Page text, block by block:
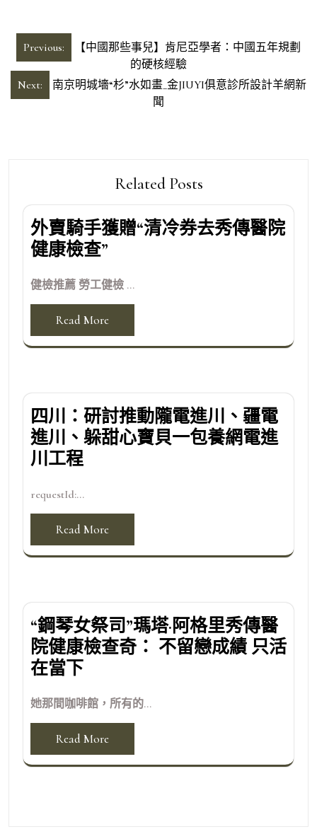
文
章
導
Previous:
【中國那些事兒】肯尼亞學者：中國五年規劃
的硬核經驗
Next:
南京明城墻“杉”水如畫_金JIUYI俱意診所設計羊網新
聞
Related Posts
外賣騎手獲贈“清冷券去秀傳醫院
健康檢查”
健檢推薦 勞工健檢 ...
Read More
四川：研討推動隴電進川、疆電
進川、躲甜心寶貝一包養網電進
川工程
requestId:...
Read More
“鋼琴女祭司”瑪塔·阿格里秀傳醫
院健康檢查奇： 不留戀成績 只活
在當下
她那間咖啡館，所有的...
Read More